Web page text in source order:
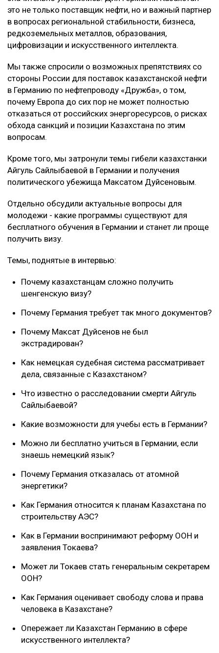
это не только поставщик нефти, но и важный партнер
в вопросах региональной стабильности, бизнеса,
редкоземельных металлов, образования,
цифровизации и искусственного интеллекта.
Мы также спросили о возможных препятствиях со
стороны России для поставок казахстанской нефти
в Германию по нефтепроводу «Дружба», о том,
почему Европа до сих пор не может полностью
отказаться от российских энергоресурсов, о рисках
обхода санкций и позиции Казахстана по этим
вопросам.
Кроме того, мы затронули темы гибели казахстанки
Айгуль Сайлыбаевой в Германии и получения
политического убежища Максатом Дуйсеновым.
Отдельно обсудили актуальные вопросы для
молодежи - какие программы существуют для
бесплатного обучения в Германии и станет ли проще
получить визу.
Темы, поднятые в интервью:
Почему казахстанцам сложно получить
шенгенскую визу?
Почему Германия требует так много документов?
Почему Максат Дуйсенов не был
экстрадирован?
Как немецкая судебная система рассматривает
дела, связанные с Казахстаном?
Что известно о расследовании смерти Айгуль
Сайлыбаевой?
Какие возможности для учебы есть в Германии?
Можно ли бесплатно учиться в Германии, если
знаешь немецкий язык?
Почему Германия отказалась от атомной
энергетики?
Как Германия относится к планам Казахстана по
строительству АЭС?
Как в Германии воспринимают реформу ООН и
заявления Токаева?
Может ли Токаев стать генеральным секретарем
ООН?
Как Германия оценивает свободу слова и права
человека в Казахстане?
Опережает ли Казахстан Германию в сфере
искусственного интеллекта?